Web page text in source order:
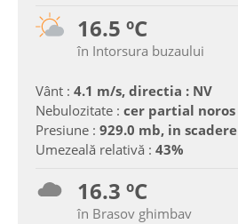
16.5 ºC
în Intorsura buzaului
Vânt : 4.1 m/s, directia : NV
Nebulozitate : cer partial noros
Presiune : 929.0 mb, in scadere
Umezeală relativă : 43%
16.3 ºC
în Brasov ghimbav